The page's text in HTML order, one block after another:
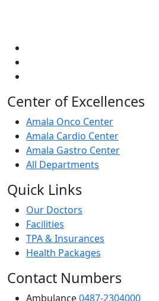
Center of Excellences
Amala Onco Center
Amala Cardio Center
Amala Gastro Center
All Departments
Quick Links
Our Doctors
Facilities
TPA & Insurances
Health Packages
Contact Numbers
Ambulance0487-2304000